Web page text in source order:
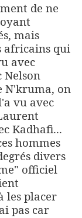
de ne
mais
africains qui
avec
Nelson
N'kruma, on
vu avec
Kadhafi...
hommes
divers
officiel
les placer
pas car